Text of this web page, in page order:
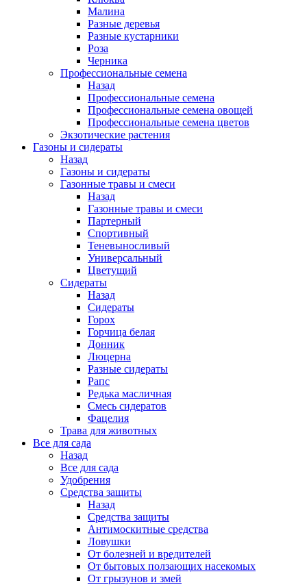
Малина
Разные деревья
Разные кустарники
Роза
Черника
Профессиональные семена
Назад
Профессиональные семена
Профессиональные семена овощей
Профессиональные семена цветов
Экзотические растения
Газоны и сидераты
Назад
Газоны и сидераты
Газонные травы и смеси
Назад
Газонные травы и смеси
Партерный
Спортивный
Теневыносливый
Универсальный
Цветущий
Сидераты
Назад
Сидераты
Горох
Горчица белая
Донник
Люцерна
Разные сидераты
Рапс
Редька масличная
Смесь сидератов
Фацелия
Трава для животных
Все для сада
Назад
Все для сада
Удобрения
Средства защиты
Назад
Средства защиты
Антимоскитные средства
Ловушки
От болезней и вредителей
От бытовых ползающих насекомых
От грызунов и змей